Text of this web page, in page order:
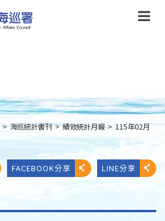
> 海巡統計書刊 > 績效統計月報 > 115年02月
FACEBOOK分享 LINE分享